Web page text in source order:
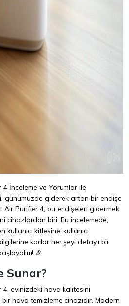
İnceleme ve Yorumlar ile
günümüzde giderek artan bir endişe
Air Purifier 4, bu endişeleri gidermek
cihazlardan biri. Bu incelemede,
kitlesine, kullanıcı
kadar her şeyi detaylı bir
🎉
Sunar?
4, evinizdeki hava kalitesini
hava temizleme cihazıdır. Modern